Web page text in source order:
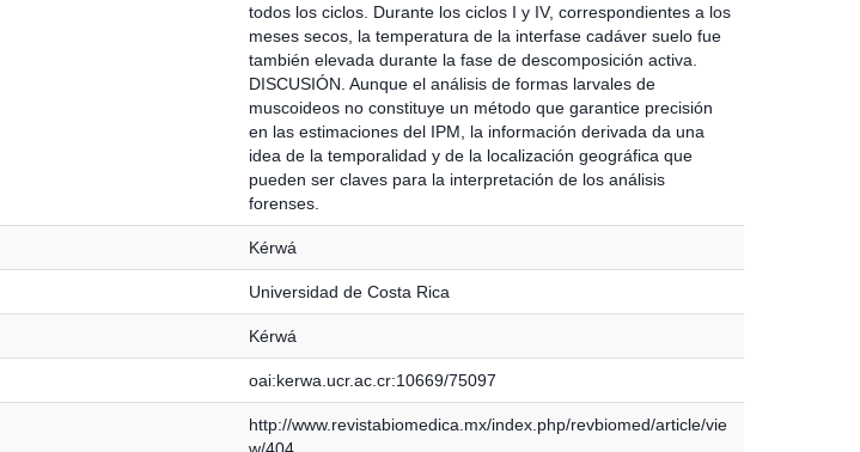
todos los ciclos. Durante los ciclos I y IV, correspondientes a los
meses secos, la temperatura de la interfase cadáver suelo fue
también elevada durante la fase de descomposición activa.
DISCUSIÓN. Aunque el análisis de formas larvales de
muscoideos no constituye un método que garantice precisión
en las estimaciones del IPM, la información derivada da una
idea de la temporalidad y de la localización geográfica que
pueden ser claves para la interpretación de los análisis
forenses.
Kérwá
Universidad de Costa Rica
Kérwá
oai:kerwa.ucr.ac.cr:10669/75097
http://www.revistabiomedica.mx/index.php/revbiomed/article/vie